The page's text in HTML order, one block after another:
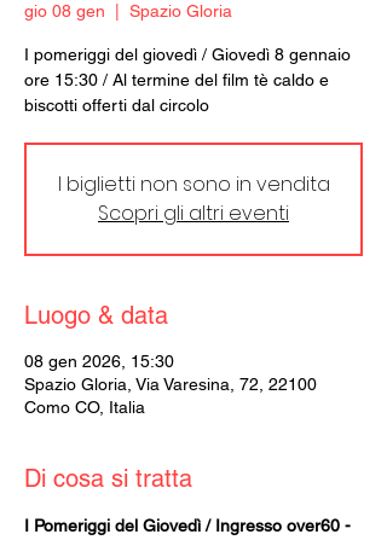
gio 08 gen Spazio Gloria
I pomeriggi del giovedì / Giovedì 8 gennaio
ore 15:30 / Al termine del film tè caldo e
biscotti offerti dal circolo
I biglietti non sono in vendita
Scopri gli altri eventi
Luogo & data
08 gen 2026, 15:30
Spazio Gloria, Via Varesina, 72, 22100
Como CO, Italia
Di cosa si tratta
I Pomeriggi del Giovedì / Ingresso over60 -